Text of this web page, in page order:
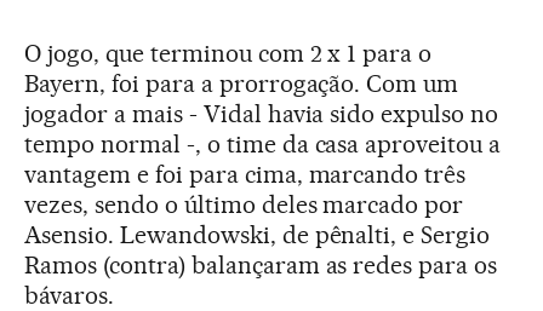
O jogo, que terminou com 2 x 1 para o
Bayern, foi para a prorrogação. Com um
jogador a mais - Vidal havia sido expulso no
tempo normal -, o time da casa aproveitou a
vantagem e foi para cima, marcando três
vezes, sendo o último deles marcado por
Asensio. Lewandowski, de pênalti, e Sergio
Ramos (contra) balançaram as redes para os
bávaros.